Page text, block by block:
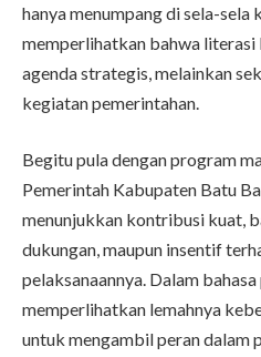
hanya menumpang di sela-sela
memperlihatkan bahwa
agenda strategis, melainkan
kegiatan pemerintahan.
Begitu pula dengan program
Pemerintah Kabupaten Batu
menunjukkan kontribusi kuat,
dukungan, maupun insentif
pelaksanaannya. Dalam
memperlihatkan lemahnya
untuk mengambil peran dalam